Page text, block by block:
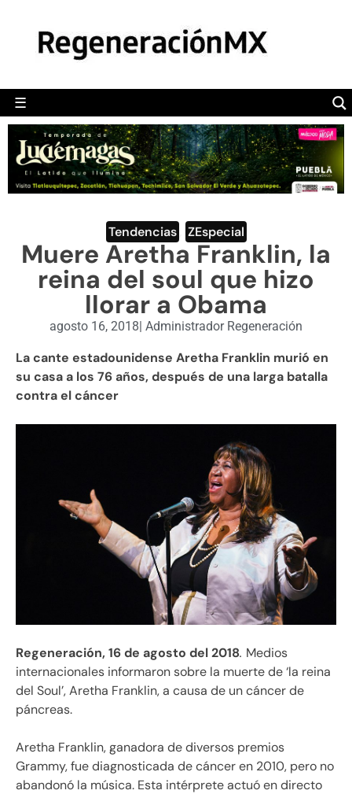
☰
POLÍTICA
CAMALEÓN
OPINIÓN
DEPORTES
ENGLISH SECTION
VIDEOS
Tendencias ZEspecial
Muere Aretha Franklin, la
reina del soul que hizo
llorar a Obama
agosto 16, 2018| Administrador Regeneración
La cante estadounidense Aretha Franklin murió en
su casa a los 76 años, después de una larga batalla
contra el cáncer
Regeneración, 16 de agosto del 2018. Medios
internacionales informaron sobre la muerte de ‘la reina
del Soul’, Aretha Franklin, a causa de un cáncer de
páncreas.
Aretha Franklin, ganadora de diversos premios
Grammy, fue diagnosticada de cáncer en 2010, pero no
abandonó la música. Esta intérprete actuó en directo